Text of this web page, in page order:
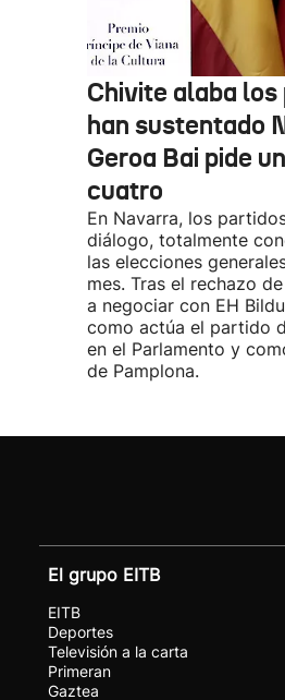
Chivite alaba
han sustentado
Geroa Bai pide
cuatro
En Navarra, los
diálogo, totalmente
las elecciones
mes. Tras el rechazo
a negociar con EH
como actúa el partido
en el Parlamento y
de Pamplona.
El grupo EITB
EITB
Deportes
Televisión a la carta
Primeran
Gaztea